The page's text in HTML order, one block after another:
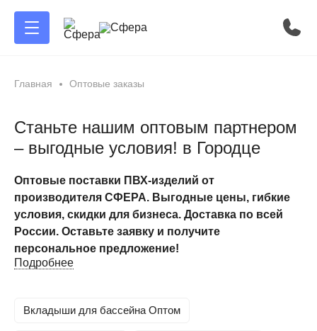
Главная Оптовые заказы
Станьте нашим оптовым партнером
– выгодные условия! в Городце
Оптовые поставки ПВХ-изделий от
производителя СФЕРА. Выгодные цены, гибкие
условия, скидки для бизнеса. Доставка по всей
России. Оставьте заявку и получите
персональное предложение!
Подробнее
Вкладыши для бассейна Оптом